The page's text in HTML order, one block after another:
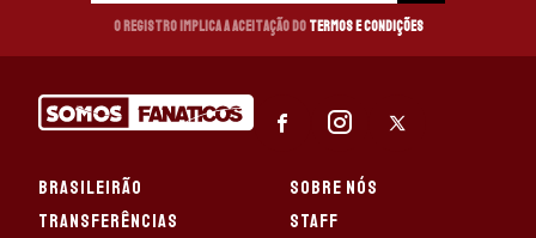
O registro implica a aceitação do Termos e Condições
BRASILEIRÃO
TRANSFERÊNCIAS
SOBRE NÓS
STAFF